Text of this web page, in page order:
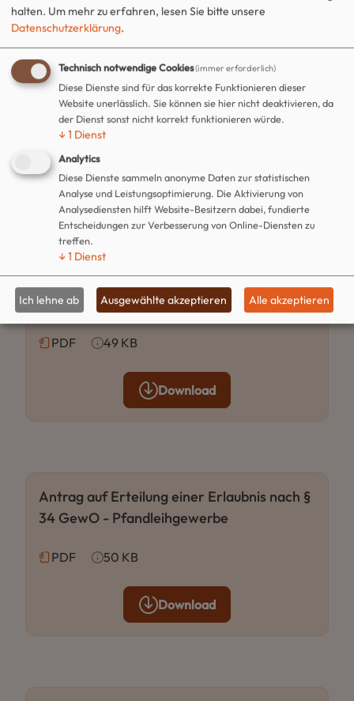
Antrag auf Erlaubnis zum Betrieb einer
Spielhalle
PDF 97 KB
Antrag auf Erteilung einer
Geeignetheitsbestätigung gemäß § 33c
Abs. 3 GewO
PDF 49 KB
Download
Antrag auf Erteilung einer Erlaubnis nach §
34 GewO - Pfandleihgewerbe
PDF 50 KB
Download
halten. Um mehr zu erfahren, lesen Sie bitte unsere
Datenschutzerklärung.
Technisch notwendige Cookies(immer erforderlich)
Diese Dienste sind für das korrekte Funktionieren dieser
Website unerlässlich. Sie können sie hier nicht deaktivieren, da
der Dienst sonst nicht korrekt funktionieren würde.
↓1 Dienst
Analytics
Diese Dienste sammeln anonyme Daten zur statistischen
Analyse und Leistungsoptimierung. Die Aktivierung von
Analysediensten hilft Website-Besitzern dabei, fundierte
Entscheidungen zur Verbesserung von Online-Diensten zu
treffen.
↓1 Dienst
Ich lehne ab Ausgewählte akzeptieren Alle akzeptieren